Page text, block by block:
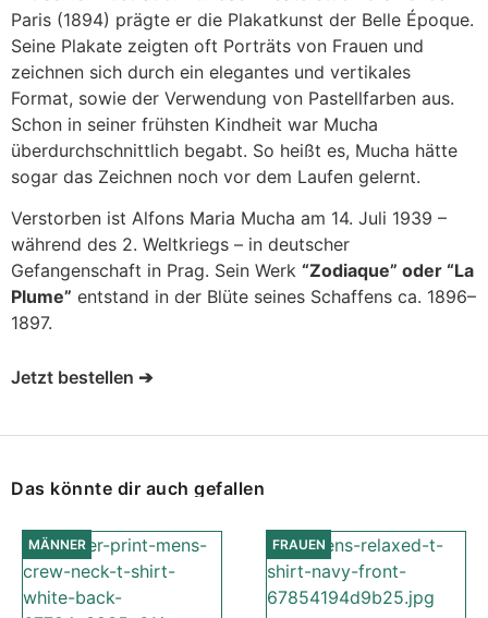
Paris (1894) prägte er die Plakatkunst der Belle Époque.
Seine Plakate zeigten oft Porträts von Frauen und
zeichnen sich durch ein elegantes und vertikales
Format, sowie der Verwendung von Pastellfarben aus.
Schon in seiner frühsten Kindheit war Mucha
überdurchschnittlich begabt. So heißt es, Mucha hätte
sogar das Zeichnen noch vor dem Laufen gelernt.
Verstorben ist Alfons Maria Mucha am 14. Juli 1939 –
während des 2. Weltkriegs – in deutscher
Gefangenschaft in Prag. Sein Werk “Zodiaque” oder “La
Plume” entstand in der Blüte seines Schaffens ca. 1896–
1897.
Jetzt bestellen ➔
Das könnte dir auch gefallen
MÄNNER FRAUEN